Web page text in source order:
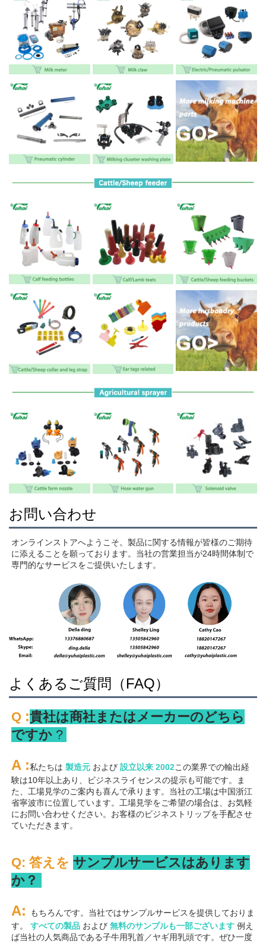
お問い合わせ
オンラインストアへようこそ。製品に関する情報が皆様のご期待
に添えることを願っております。当社の営業担当が24時間体制で
専門的なサービスをご提供いたします。
よくあるご質問（FAQ）
Q :貴社は商社またはメーカーのどちら
ですか ?
A :私たちは 製造元 および 設立以来 2002この業界での輸出経
験は10年以上あり、ビジネスライセンスの提示も可能です。ま
た、工場見学のご案内も喜んで承ります。当社の工場は中国浙江
省寧波市に位置しています。工場見学をご希望の場合は、お気軽
にお問い合わせください。お客様のビジネストリップを手配させ
ていただきます。
Q: 答えを サンプルサービスはあります
か？
A:
もちろんです。当社ではサンプルサービスを提供しておりま
す。 すべての製品 および 無料のサンプルも一部ございます 例え
ば当社の人気商品である子牛用乳首／ヤギ用乳頭です。ぜひ一度